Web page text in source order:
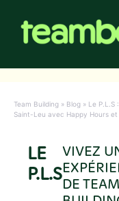
contenu
Team Building » Blog » Le P.L.S
Saint-Leu avec Happy Hours
LE
P.L.S
VIVEZ
DE TEAM